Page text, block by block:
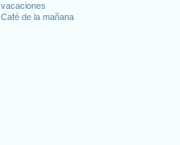
vacaciones
Café de la mañana